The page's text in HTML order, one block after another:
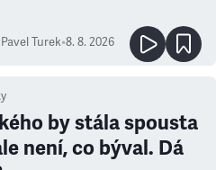
Pavel Turek•8. 8. 2026
by stála spousta
není, co býval. Dá